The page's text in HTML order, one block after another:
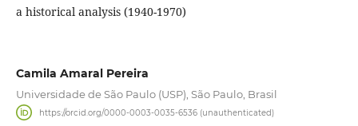
a historical analysis (1940-1970)
Camila Amaral Pereira
Universidade de São Paulo (USP), São Paulo, Brasil
https://orcid.org/0000-0003-0035-6536 (unauthenticated)